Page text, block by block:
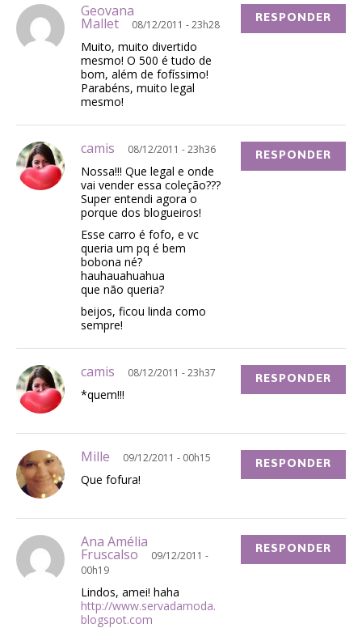
Geovana
Mallet 08/12/2011 - 23h28
Muito, muito divertido
mesmo! O 500 é tudo de
bom, além de fofíssimo!
Parabéns, muito legal
mesmo!
RESPONDER
camis 08/12/2011 - 23h36
Nossa!!! Que legal e onde
vai vender essa coleção???
Super entendi agora o
porque dos blogueiros!
Esse carro é fofo, e vc
queria um pq é bem
bobona né?
hauhauahuahua
que não queria?
beijos, ficou linda como
sempre!
RESPONDER
camis 08/12/2011 - 23h37
*quem!!!
RESPONDER
Mille 09/12/2011 - 00h15
Que fofura!
RESPONDER
Ana Amélia
Fruscalso
09/12/2011 -
00h19
Lindos, amei! haha
http://www.servadamoda.
blogspot.com
RESPONDER